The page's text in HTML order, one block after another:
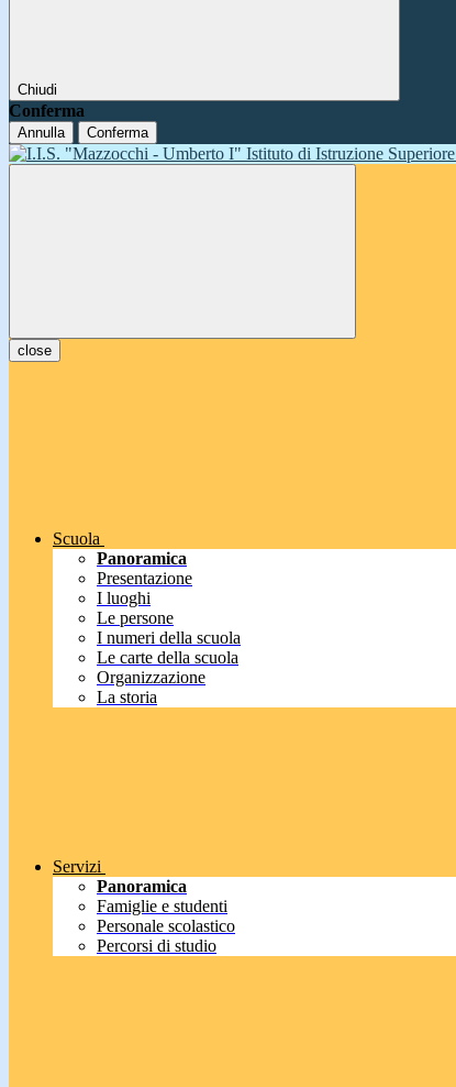
Chiudi
Conferma
Annulla Conferma
Istituto di Istruzione Superiore
close
Scuola
Panoramica
Presentazione
I luoghi
Le persone
I numeri della scuola
Le carte della scuola
Organizzazione
La storia
Servizi
Panoramica
Famiglie e studenti
Personale scolastico
Percorsi di studio